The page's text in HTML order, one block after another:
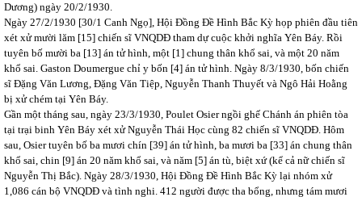
Dương) ngày 20/2/1930.
Ngày 27/2/1930 [30/1 Canh Ngọ], Hội Đồng Đề Hình Bắc Kỳ họp phiên đầu tiên
xét xử mười lăm [15] chiến sĩ VNQDĐ tham dự cuộc khởi nghĩa Yên Báy. Rồi
tuyên bố mười ba [13] án tử hình, một [1] chung thân khổ sai, và một 20 năm
khổ sai. Gaston Doumergue chỉ y bốn [4] án tử hình. Ngày 8/3/1930, bốn chiến
sĩ Đặng Văn Lương, Đặng Văn Tiệp, Nguyễn Thanh Thuyết và Ngô Hải Hoằng
bị xử chém tại Yên Báy.
Gần một tháng sau, ngày 23/3/1930, Poulet Osier ngồi ghế Chánh án phiên tòa
tại trại binh Yên Báy xét xử Nguyễn Thái Học cùng 82 chiến sĩ VNQDĐ. Hôm
sau, Osier tuyên bố ba mươi chín [39] án tử hình, ba mươi ba [33] án chung thân
khổ sai, chin [9] án 20 năm khổ sai, và năm [5] án tù, biệt xứ (kể cả nữ chiến sĩ
Nguyễn Thị Bắc). Ngày 28/3/1930, Hội Đồng Đề Hình Bắc Kỳ lại nhóm xử
1,086 cán bộ VNQDĐ và tình nghi. 412 người được tha bổng, nhưng tám mươi